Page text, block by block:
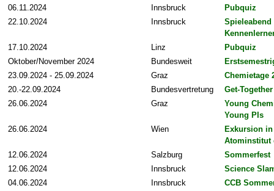
06.11.2024
Innsbruck
Pubquiz
22.10.2024
Innsbruck
Spieleabend
17.10.2024
Linz
Pubquiz
Oktober/November 2024
Bundesweit
23.09.2024 - 25.09.2024
Graz
Chemietage
20.-22.09.2024
Bundesvertretung
Get-Together
26.06.2024
Graz
Young
Young PIs
26.06.2024
Wien
Exkursion
Atominstitut
12.06.2024
Salzburg
Sommerfest
12.06.2024
Innsbruck
Science
04.06.2024
Innsbruck
CCB